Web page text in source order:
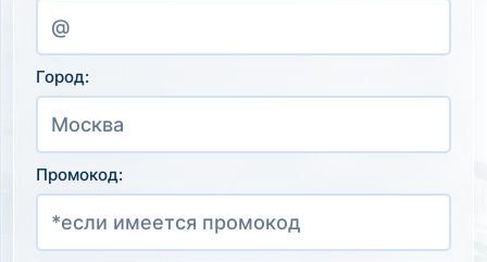
Город:
Промокод: